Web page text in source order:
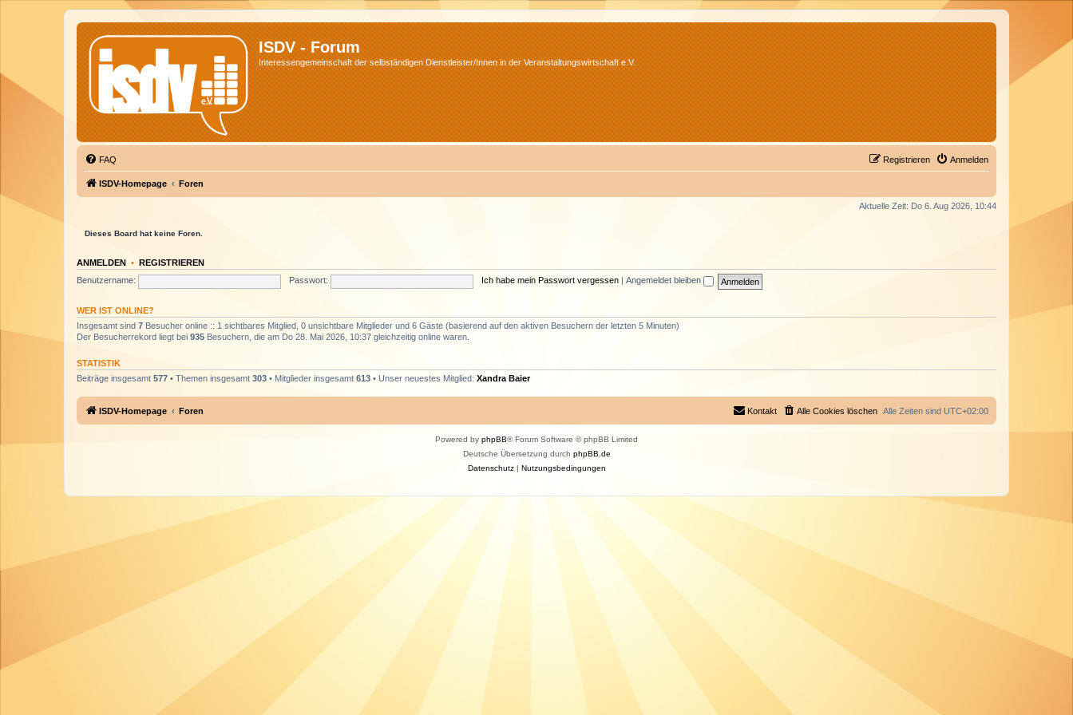
ISDV - Forum
Interessengemeinschaft der selbständigen Dienstleister/Innen in der Veranstaltungswirtschaft e.V.
FAQ Anmelden
Registrieren
ISDV-Homepage Foren
Aktuelle Zeit: Do 6. Aug 2026, 10:44
Dieses Board hat keine Foren.
ANMELDEN • REGISTRIEREN
Benutzername:
Passwort: Ich habe mein Passwort vergessen Angemeldet bleiben
WER IST ONLINE?
Insgesamt sind 7 Besucher online :: 1 sichtbares Mitglied, 0 unsichtbare Mitglieder und 6 Gäste (basierend auf den aktiven Besuchern der letzten 5 Minuten)
Der Besucherrekord liegt bei 935 Besuchern, die am Do 28. Mai 2026, 10:37 gleichzeitig online waren.
STATISTIK
Beiträge insgesamt 577 • Themen insgesamt 303 • Mitglieder insgesamt 613 • Unser neuestes Mitglied: Xandra Baier
ISDV-Homepage Foren Alle Zeiten sind UTC+02:00
Alle Cookies löschen
Kontakt
Powered by phpBB® Forum Software © phpBB Limited
Deutsche Übersetzung durch phpBB.de
Datenschutz| Nutzungsbedingungen